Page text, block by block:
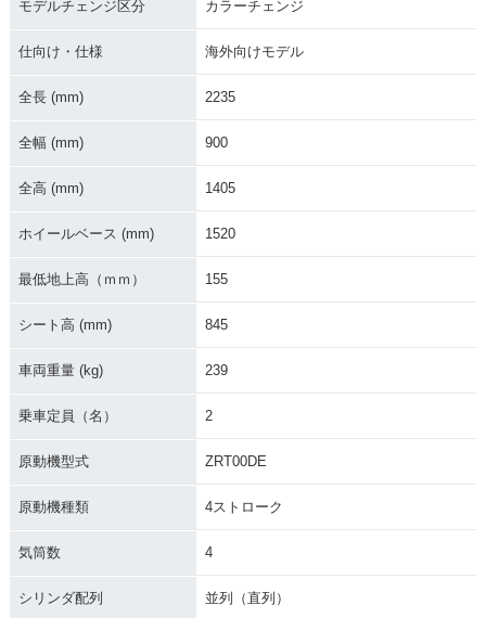
2019年 Versys 100
ンジ
2017年 Versys 100
0・フルモデルチェ
0・カラーチェンジ
2012年 Versys 100
モデルチェンジ区分 カラーチェンジ
仕向け・仕様 海外向けモデル
全長 (mm) 2235
全幅 (mm) 900
全高 (mm) 1405
ホイールベース (mm) 1520
最低地上高（ｍｍ） 155
シート高 (mm) 845
車両重量 (kg) 239
乗車定員（名） 2
原動機型式 ZRT00DE
原動機種類 4ストローク
気筒数 4
シリンダ配列 並列（直列）